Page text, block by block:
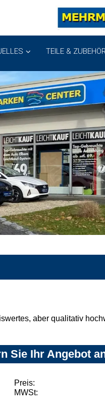
TEILE &
aber qualitativ
Sie Ihr Angebot
Preis:
MWSt: